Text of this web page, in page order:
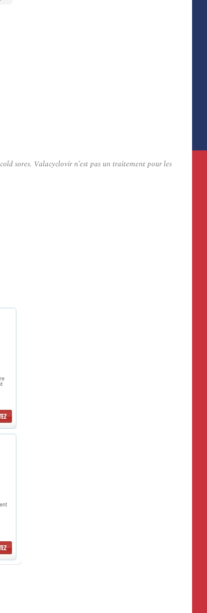
sores. Valacyclovir n’est pas un traitement pour les